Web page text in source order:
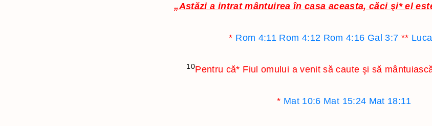
„Astăzi a intrat mântuirea în casa aceasta, căci şi* el
* Rom 4:11 Rom 4:12 Rom 4:16 Gal 3:7 **
10Pentru că* Fiul omului a venit să caute şi să
* Mat 10:6 Mat 15:24 Mat 18:11